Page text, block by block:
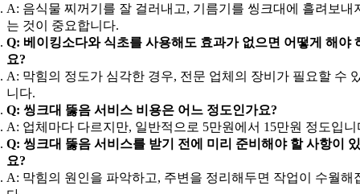
A: 음식물 찌꺼기를 잘 걸러내고, 기름기를 씽크대에 흘려보내
는 것이 중요합니다.
Q: 베이킹소다와 식초를 사용해도 효과가 없으면 어떻게 해야
요?
A: 막힘의 정도가 심각한 경우, 전문 업체의 장비가 필요할 수
니다.
Q: 씽크대 뚫음 서비스 비용은 어느 정도인가요?
A: 업체마다 다르지만, 일반적으로 5만원에서 15만원 정도입니
Q: 씽크대 뚫음 서비스를 받기 전에 미리 준비해야 할 사항이
요?
A: 막힘의 원인을 파악하고, 주변을 정리해두면 작업이 수월해